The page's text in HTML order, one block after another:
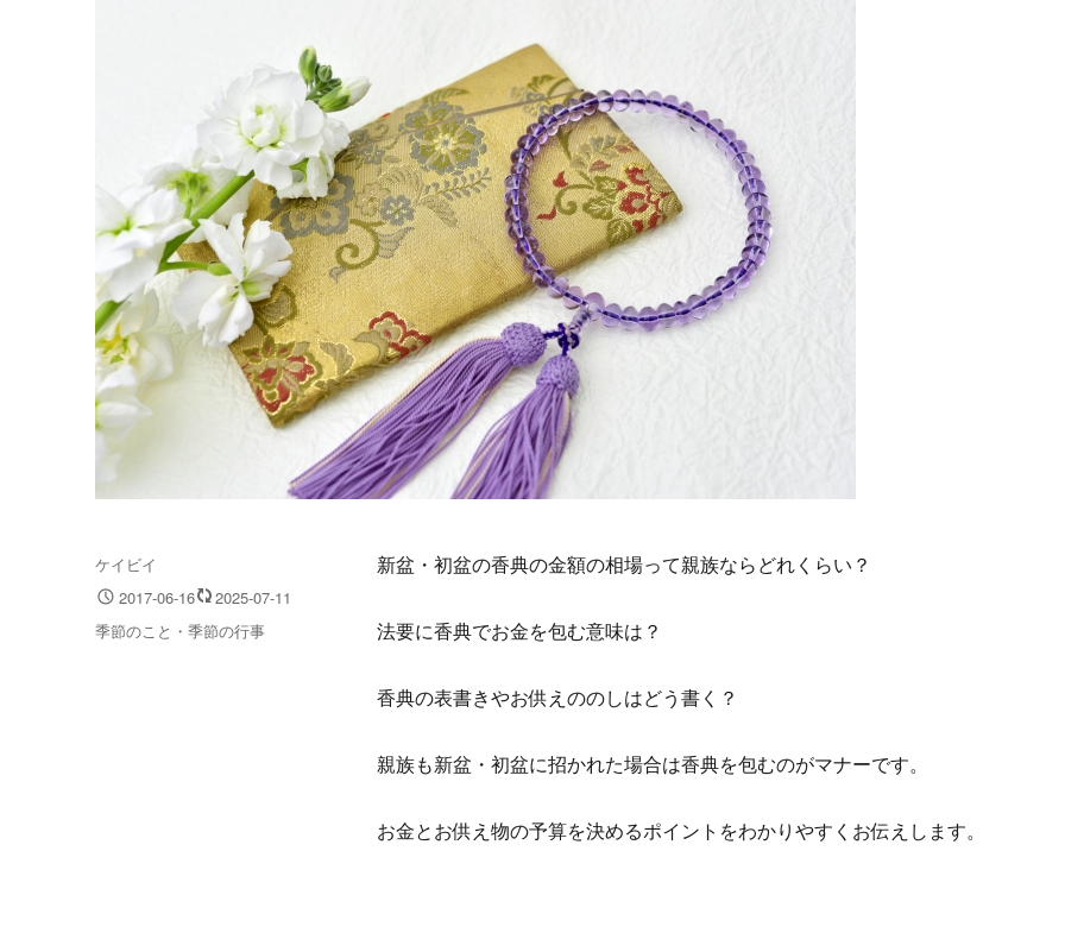
新盆・初盆の香典の金額の相場って親族ならどれくらい？
法要に香典でお金を包む意味は？
香典の表書きやお供えののしはどう書く？
親族も新盆・初盆に招かれた場合は香典を包むのがマナーです。
お金とお供え物の予算を決めるポイントをわかりやすくお伝えします。
投
稿
者
ケイビイ
投
稿
日:
2017-06-16
2025-07-11
カ
季節のこと・季節の行事